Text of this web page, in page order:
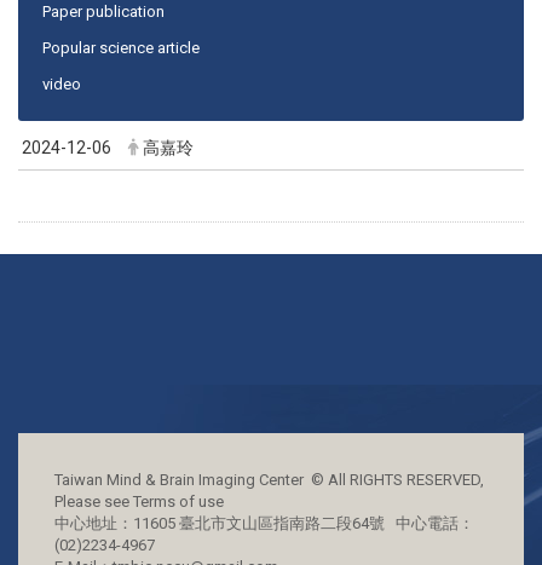
Paper publication
Popular science article
video
2024-12-06 高嘉玲
Taiwan Mind & Brain Imaging Center © All RIGHTS RESERVED,
Please see Terms of use
中心地址：11605 臺北市文山區指南路二段64號 中心電話：
(02)2234-4967